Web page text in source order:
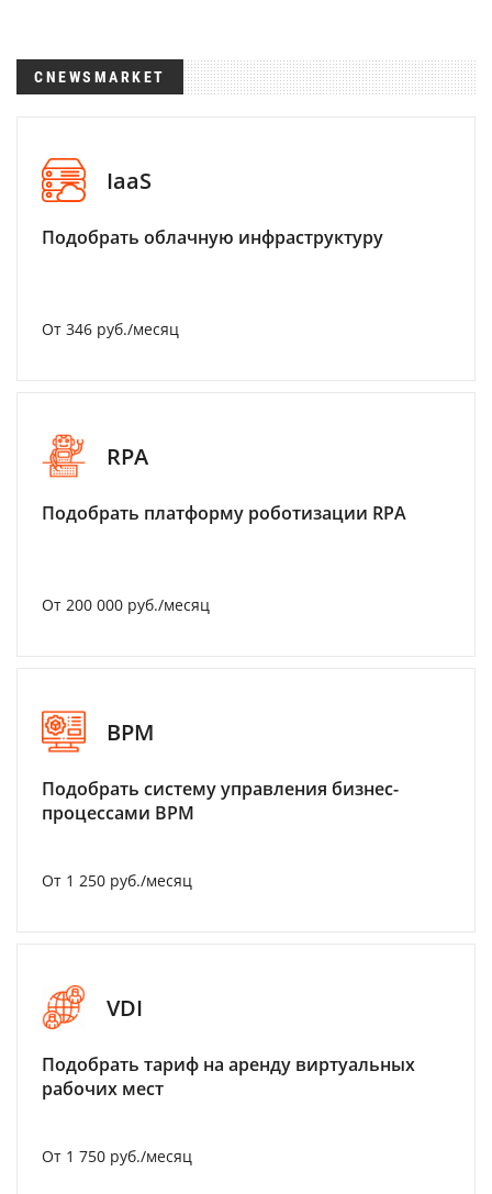
CNEWSMARKET
IaaS
Подобрать облачную инфраструктуру
От 346 руб./месяц
RPA
Подобрать платформу роботизации RPA
От 200 000 руб./месяц
BPM
Подобрать систему управления бизнес-
процессами BPM
От 1 250 руб./месяц
VDI
Подобрать тариф на аренду виртуальных
рабочих мест
От 1 750 руб./месяц